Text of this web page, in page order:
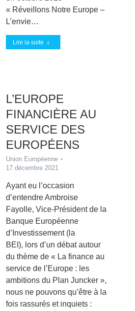
« Réveillons Notre Europe –
L’envie…
Lire la suite
L’EUROPE
FINANCIÈRE AU
SERVICE DES
EUROPÉENS
Union Européenne
17 décembre 2021
Ayant eu l’occasion
d’entendre Ambroise
Fayolle, Vice-Président de la
Banque Européenne
d’Investissement (la
BEI), lors d’un débat autour
du thème de « La finance au
service de l’Europe : les
ambitions du Plan Juncker »,
nous ne pouvons qu’être à la
fois rassurés et inquiets :